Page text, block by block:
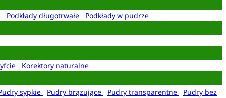
Podkłady długotrwałe
Podkłady w pudrze
Korektory naturalne
sypkie Pudry brązujące Pudry transparentne
Pudry bez